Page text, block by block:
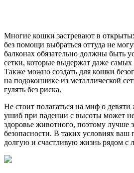
Многие кошки застревают в
без помощи выбраться оттуда не
балконах обязательно должны быть
сетки, которые выдержат даже
Также можно создать для кошки
на подоконнике из металлической
гулять без риска.
Не стоит полагаться на миф о
ушиб при падении с высоты может
здоровье животного, поэтому лучше
безопасности. В таких условиях
долгую и счастливую жизнь рядом с